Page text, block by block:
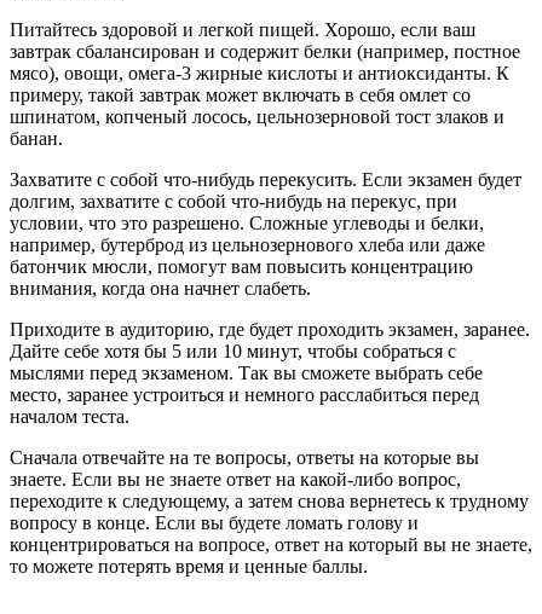
Питайтесь здоровой и легкой пищей. Хорошо, если ваш
завтрак сбалансирован и содержит белки (например, постное
мясо), овощи, омега-3 жирные кислоты и антиоксиданты. К
примеру, такой завтрак может включать в себя омлет со
шпинатом, копченый лосось, цельнозерновой тост злаков и
банан.
Захватите с собой что-нибудь перекусить. Если экзамен будет
долгим, захватите с собой что-нибудь на перекус, при
условии, что это разрешено. Сложные углеводы и белки,
например, бутерброд из цельнозернового хлеба или даже
батончик мюсли, помогут вам повысить концентрацию
внимания, когда она начнет слабеть.
Приходите в аудиторию, где будет проходить экзамен, заранее.
Дайте себе хотя бы 5 или 10 минут, чтобы собраться с
мыслями перед экзаменом. Так вы сможете выбрать себе
место, заранее устроиться и немного расслабиться перед
началом теста.
Сначала отвечайте на те вопросы, ответы на которые вы
знаете. Если вы не знаете ответ на какой-либо вопрос,
переходите к следующему, а затем снова вернетесь к трудному
вопросу в конце. Если вы будете ломать голову и
концентрироваться на вопросе, ответ на который вы не знаете,
то можете потерять время и ценные баллы.